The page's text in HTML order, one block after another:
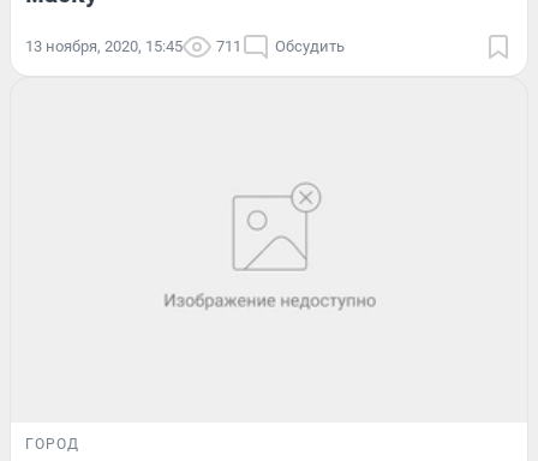
13 ноября, 2020, 15:45 711 Обсудить
ГОРОД